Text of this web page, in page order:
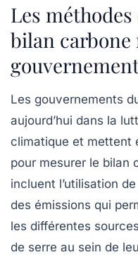
Les
bilan carbone
Les gouvernements
aujourd’hui dans la
climatique et mettent
pour mesurer le bilan
incluent l’utilisation de
des émissions qui
les différentes
de serre au sein de